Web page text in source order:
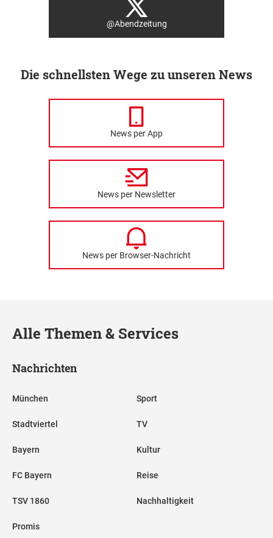
@Abendzeitung
Die schnellsten Wege zu unseren News
News per App
News per Newsletter
News per Browser-Nachricht
Alle Themen & Services
Nachrichten
München
Stadtviertel
Bayern
FC Bayern
TSV 1860
Promis
Sport
TV
Kultur
Reise
Nachhaltigkeit